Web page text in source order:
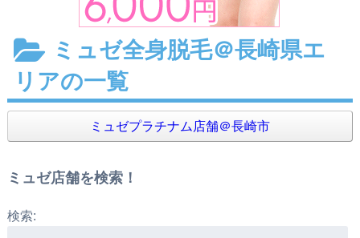
ミュゼ全身脱毛＠長崎県エ
リアの一覧
ミュゼプラチナム店舗＠長崎市
ミュゼ店舗を検索！
検索: